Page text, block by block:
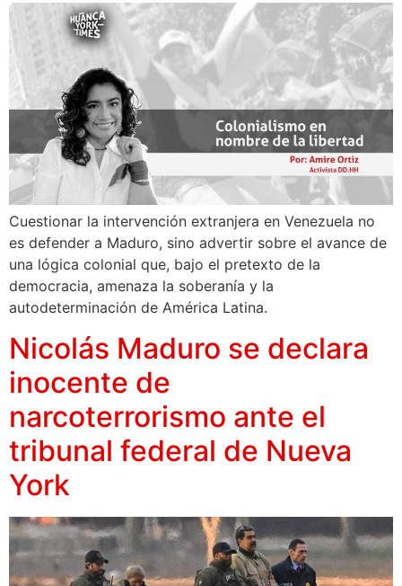
Cuestionar la intervención extranjera en Venezuela no
es defender a Maduro, sino advertir sobre el avance de
una lógica colonial que, bajo el pretexto de la
democracia, amenaza la soberanía y la
autodeterminación de América Latina.
Nicolás Maduro se declara
inocente de
narcoterrorismo ante el
tribunal federal de Nueva
York